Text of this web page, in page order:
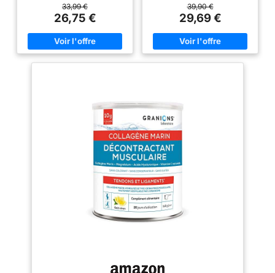
vitamine C naturelle issue de
l'acérola, le Collagène Marin de
Granions soutient la peau, les
cheveux, les os, les muscles,
les ligaments et les tendons.
Notre Collagene Marin
collagene marin est de qualité
supérieure, avec un poids
moléculaire bas (< à 2000
daltons). Chaque portion
journalière fournit 10g de
collagene marin, assurant un
apport optimal pour les besoins
quotidiens. La formule du
Collagene Marin Granions
contient également de la
vitamine C naturelle, issue
d’acerola. De qualité supérieur
notre collagène marin est
33,99 €
26,75 €
contient du collagene marin
hydrolysé (<2000 Daltons),
parfaitement assimilable pour
renforcer les tissus conjonctifs
comme la peau, les cheveux,
les articulations et les ongles.
VITAMINE C NATURELLE +
ACIDE HYALURONIQUE +
BIOTINE + VITAMINE E - La
vitamine C naturelle issue de
l’acérola améliore la production
de collagene marin, protège les
cellules contre le stress
oxydatif et assure le
fonctionnement normal des
vaisseaux sanguins, des os,
des cartilages, de la peau.
L’acide hyaluronique hydrate
intensément la peau et booste
39,90 €
29,69 €